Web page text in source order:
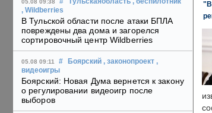
05.08 09:38
, Wildberries
В Тульской области после атаки БПЛА
повреждены два дома и загорелся
сортировочный центр Wildberries
05.08 09:11 # Боярский , законопроект ,
видеоигры
Боярский: Новая Дума вернется к закону
о регулировании видеоигр после
выборов